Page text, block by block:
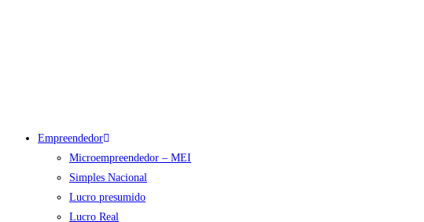
Empreendedor
Microempreendedor – MEI
Simples Nacional
Lucro presumido
Lucro Real